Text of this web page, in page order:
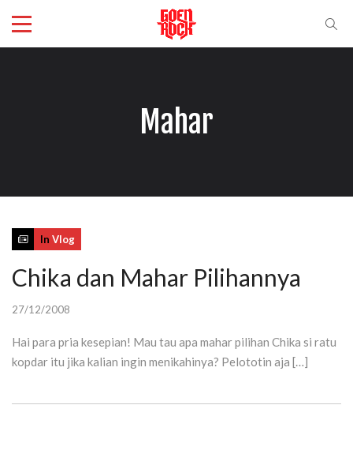
Mahar
In Vlog
Chika dan Mahar Pilihannya
27/12/2008
Hai para pria kesepian! Mau tau apa mahar pilihan Chika si ratu
kopdar itu jika kalian ingin menikahinya? Pelototin aja […]